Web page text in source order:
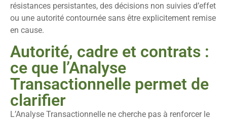
résistances persistantes, des décisions non suivies d’effet
ou une autorité contournée sans être explicitement remise
en cause.
Autorité, cadre et contrats :
ce que l’Analyse
Transactionnelle permet de
clarifier
L’Analyse Transactionnelle ne cherche pas à renforcer le